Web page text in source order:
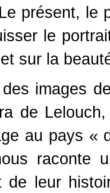
présent, le
le
sur la
images
de Lelouch,
au pays
raconte
leur